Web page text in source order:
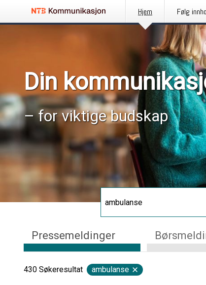
Hjem Følg
Din
– for viktige budskap
Pressemeldinger
430 Søkeresultat ambulanse